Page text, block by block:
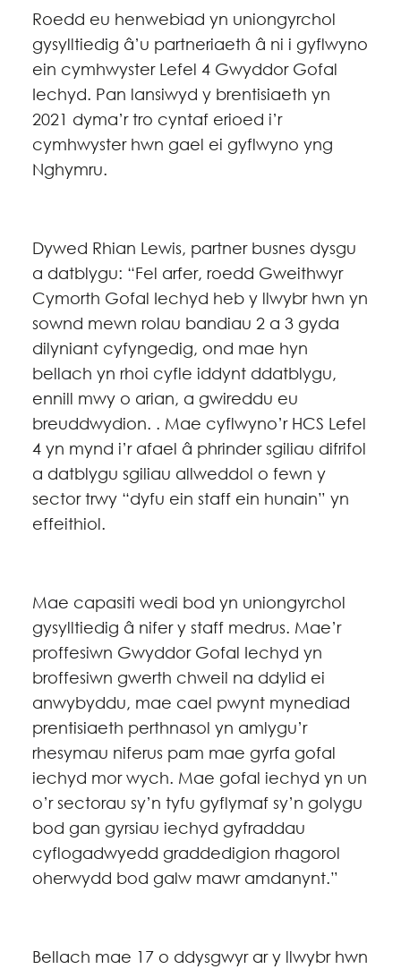
Roedd eu henwebiad yn uniongyrchol
gysylltiedig â’u partneriaeth â ni i gyflwyno
ein cymhwyster Lefel 4 Gwyddor Gofal
Iechyd. Pan lansiwyd y brentisiaeth yn
2021 dyma’r tro cyntaf erioed i’r
cymhwyster hwn gael ei gyflwyno yng
Nghymru.
Dywed Rhian Lewis, partner busnes dysgu
a datblygu: “Fel arfer, roedd Gweithwyr
Cymorth Gofal Iechyd heb y llwybr hwn yn
sownd mewn rolau bandiau 2 a 3 gyda
dilyniant cyfyngedig, ond mae hyn
bellach yn rhoi cyfle iddynt ddatblygu,
ennill mwy o arian, a gwireddu eu
breuddwydion. . Mae cyflwyno’r HCS Lefel
4 yn mynd i’r afael â phrinder sgiliau difrifol
a datblygu sgiliau allweddol o fewn y
sector trwy “dyfu ein staff ein hunain” yn
effeithiol.
Mae capasiti wedi bod yn uniongyrchol
gysylltiedig â nifer y staff medrus. Mae’r
proffesiwn Gwyddor Gofal Iechyd yn
broffesiwn gwerth chweil na ddylid ei
anwybyddu, mae cael pwynt mynediad
prentisiaeth perthnasol yn amlygu’r
rhesymau niferus pam mae gyrfa gofal
iechyd mor wych. Mae gofal iechyd yn un
o’r sectorau sy’n tyfu gyflymaf sy’n golygu
bod gan gyrsiau iechyd gyfraddau
cyflogadwyedd graddedigion rhagorol
oherwydd bod galw mawr amdanynt.”
Bellach mae 17 o ddysgwyr ar y llwybr hwn